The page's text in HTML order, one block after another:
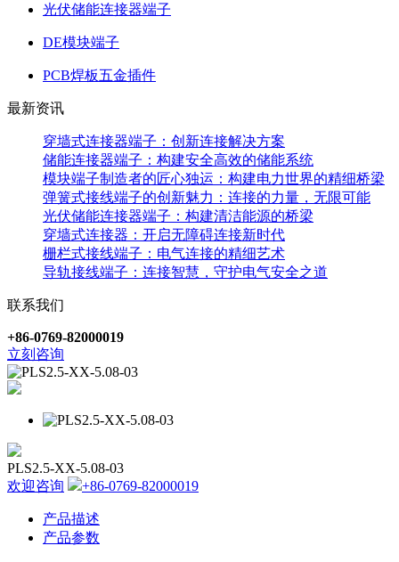
光伏储能连接器端子
DE模块端子
PCB焊板五金插件
最新资讯
穿墙式连接器端子：创新连接解决方案
储能连接器端子：构建安全高效的储能系统
模块端子制造者的匠心独运：构建电力世界的精细桥梁
弹簧式接线端子的创新魅力：连接的力量，无限可能
光伏储能连接器端子：构建清洁能源的桥梁
穿墙式连接器：开启无障碍连接新时代
栅栏式接线端子：电气连接的精细艺术
导轨接线端子：连接智慧，守护电气安全之道
联系我们
+86-0769-82000019
立刻咨询
PLS2.5-XX-5.08-03
欢迎咨询
+86-0769-82000019
产品描述
产品参数